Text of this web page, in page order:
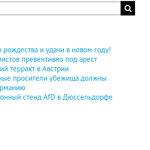
рождества и удачи в новом году!
превентивно под арест
терракт в Австрии
просители убежища должны
стенд AfD в Дюссельдорфе